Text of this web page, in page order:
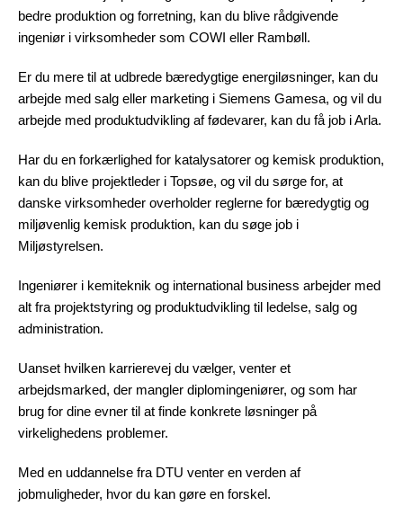
bedre produktion og forretning, kan du blive rådgivende
ingeniør i virksomheder som COWI eller Rambøll.
Er du mere til at udbrede bæredygtige energiløsninger, kan du
arbejde med salg eller marketing i Siemens Gamesa, og vil du
arbejde med produktudvikling af fødevarer, kan du få job i Arla.
Har du en forkærlighed for katalysatorer og kemisk produktion,
kan du blive projektleder i Topsøe, og vil du sørge for, at
danske virksomheder overholder reglerne for bæredygtig og
miljøvenlig kemisk produktion, kan du søge job i
Miljøstyrelsen.
Ingeniører i kemiteknik og international business arbejder med
alt fra projektstyring og produktudvikling til ledelse, salg og
administration.
Uanset hvilken karrierevej du vælger, venter et
arbejdsmarked, der mangler diplomingeniører, og som har
brug for dine evner til at finde konkrete løsninger på
virkelighedens problemer.
Med en uddannelse fra DTU venter en verden af
jobmuligheder, hvor du kan gøre en forskel.